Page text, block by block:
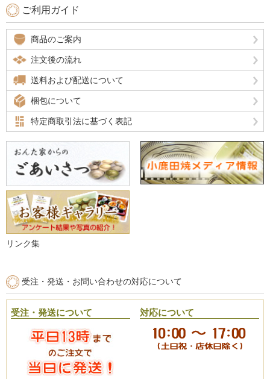
ご利用ガイド
商品のご案内
注文後の流れ
送料および配送について
梱包について
特定商取引法に基づく表記
リンク集
受注・発送・お問い合わせの対応について
受注・発送について 対応について